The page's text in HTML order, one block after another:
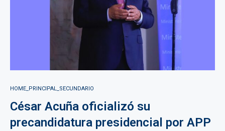
HOME_PRINCIPAL_SECUNDARIO
César Acuña oficializó su
precandidatura presidencial por APP